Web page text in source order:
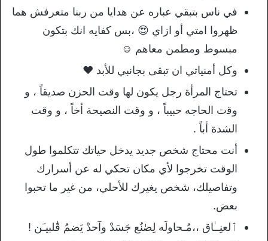
في ناس بتبقي عباره عن هدايا من ربنا متعرفش هما
ظهروا امتي أو ازاي 😍 ،بس كفايه انك بتكون
مبسوط ومطمن معاهم ☺
وكل أمنياتي ان تبقى بجانبي للأبد ❤
ﺗﺤﺘﺎﺝ ﺍﻟﻤﺮﺃة ﺭجل يكوﻥ ﻟﻬﺎ ﻭﻗﺖ ﺍﻟﺤﺰﻥ ﺻﺪﻳﻘﺎً ، ﻭ
ﻭﻗت ﺍﻟﺤﺎﺟﻪ ﺣﺒﻴﺒﺎً ، ﻭ ﻭﻗﺖ ﺍﻟﻨﺼﻴﺤﺔ ﺃخاً ، ﻭ ﻭﻗﺖ
ﺍلشدة ﺃﺑﺎً .
أنت محتاج شخص جديد يدخل حياتك تتكلموا طول
الوقت تخرجوا لأي مكان تحكي له عن أسرارك
وتفاصيلك، شخص يغيرك للأحلي، من غير ما تحبوا
بعض.
ٱلعنِــٰاق ،،مُـحاولَه لِصٰنُع جَسَدْ وآحدْ يَضمُ قَٰلبيـَن !